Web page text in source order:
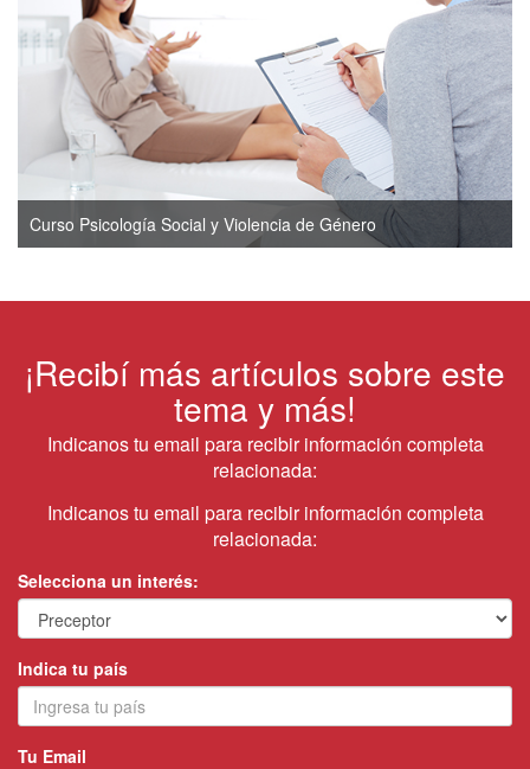
Curso Psicología Social y Violencia de Género
¡Recibí más artículos sobre este
tema y más!
Indicanos tu email para recibir información completa
relacionada:
Indicanos tu email para recibir información completa
relacionada:
Selecciona un interés:
Indica tu país
Tu Email